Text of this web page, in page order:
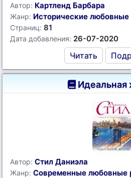
Автор: Картленд Барбара
Жанр: Исторические
Страниц: 81
Дата добавления: 26-07-2020
Читать
Идеальная
Автор: Стил Даниэла
Жанр: Современные любовные